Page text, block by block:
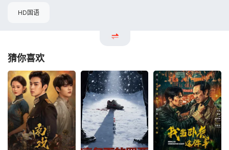
HD国语
猜你喜欢